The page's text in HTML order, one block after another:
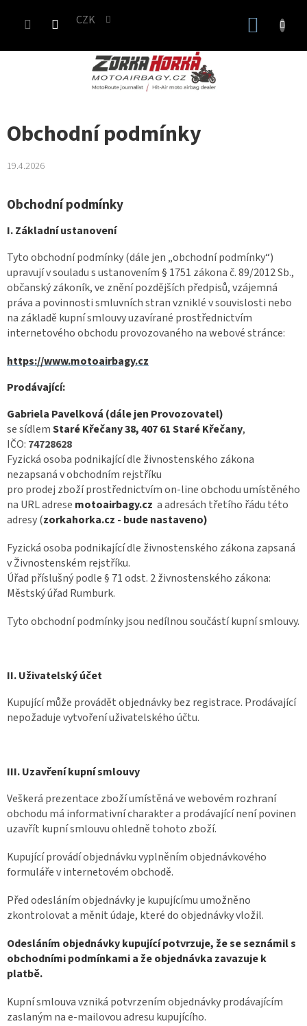
CZK
Obchodní podmínky
19.4.2026
Obchodní podmínky
I. Základní ustanovení
Tyto obchodní podmínky (dále jen „obchodní podmínky“)
upravují v souladu s ustanovením § 1751 zákona č. 89/2012 Sb.,
občanský zákoník, ve znění pozdějších předpisů, vzájemná
práva a povinnosti smluvních stran vzniklé v souvislosti nebo
na základě kupní smlouvy uzavírané prostřednictvím
internetového obchodu provozovaného na webové stránce:
https://www.motoairbagy.cz
Prodávající:
Gabriela Pavelková (dále jen Provozovatel)
se sídlemStaré Křečany 38, 407 61 Staré Křečany,
IČO: 74728628
Fyzická osoba podnikající dle živnostenského zákona
nezapsaná v obchodním rejstříku
pro prodej zboží prostřednictvím on-line obchodu umístěného
na URL adrese motoairbagy.cz a adresách třetího řádu této
adresy (zorkahorka.cz - bude nastaveno)
Fyzická osoba podnikající dle živnostenského zákona zapsaná
v Živnostenském rejstříku.
Úřad příslušný podle § 71 odst. 2 živnostenského zákona:
Městský úřad Rumburk.
Tyto obchodní podmínky jsou nedílnou součástí kupní smlouvy.
II. Uživatelský účet
Kupující může provádět objednávky bez registrace. Prodávající
nepožaduje vytvoření uživatelského účtu.
III. Uzavření kupní smlouvy
Veškerá prezentace zboží umístěná ve webovém rozhraní
obchodu má informativní charakter a prodávající není povinen
uzavřít kupní smlouvu ohledně tohoto zboží.
Kupující provádí objednávku vyplněním objednávkového
formuláře v internetovém obchodě.
Před odesláním objednávky je kupujícímu umožněno
zkontrolovat a měnit údaje, které do objednávky vložil.
Odesláním objednávky kupující potvrzuje, že se seznámil s
obchodními podmínkami a že objednávka zavazuje k
platbě.
Kupní smlouva vzniká potvrzením objednávky prodávajícím
zaslaným na e-mailovou adresu kupujícího.